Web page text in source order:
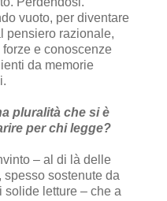
vuoto, per diventare
pensiero razionale,
e conoscenze
da memorie
pluralità che si è
per chi legge?
– al di là delle
spesso sostenute da
solide letture – che a